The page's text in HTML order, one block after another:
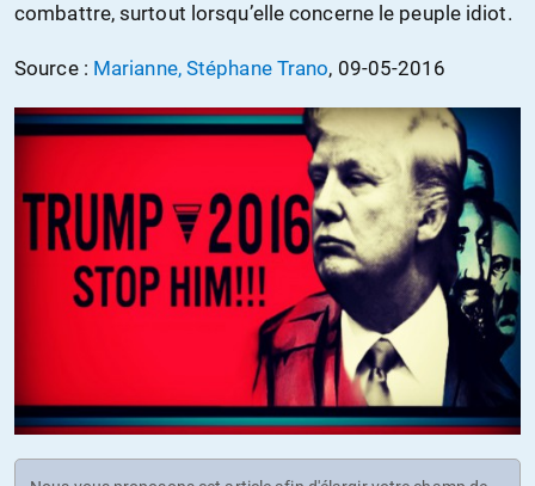
combattre, surtout lorsqu’elle concerne le peuple idiot.
Source : Marianne, Stéphane Trano, 09-05-2016